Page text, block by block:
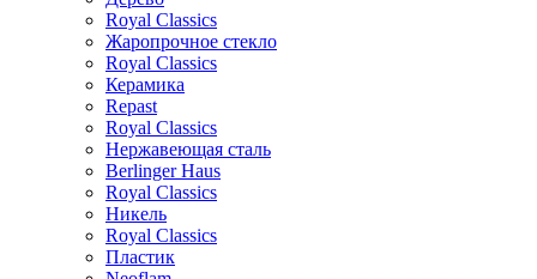
Royal Classics
Жаропрочное стекло
Royal Classics
Керамика
Repast
Royal Classics
Нержавеющая сталь
Berlinger Haus
Royal Classics
Никель
Royal Classics
Пластик